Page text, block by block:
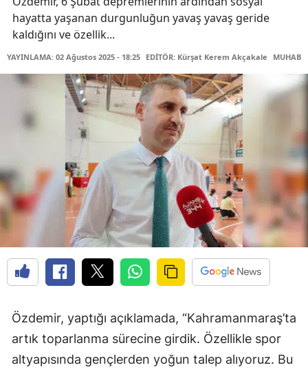
hayatta yaşanan durgunluğun yavaş yavaş geride
kaldığını ve özellik...
YAYINLAMA: 02 Ağustos 2025 - 18:25 EDİTÖR: Kürşat Kerem Akçakale
Özdemir, yaptığı açıklamada, “Kahramanmaraş’ta
artık toparlanma sürecine girdik. Özellikle spor
altyapısında gençlerden yoğun talep alıyoruz. Bu